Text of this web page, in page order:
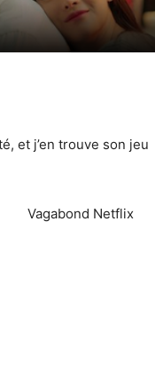
et j’en trouve son jeu